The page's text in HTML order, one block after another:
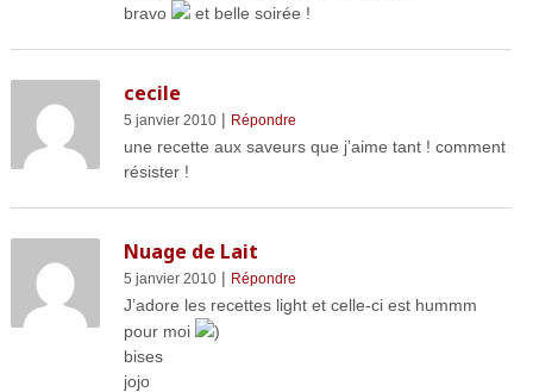
bravo
et belle soirée !
cecile
5 janvier 2010| Répondre
une recette aux saveurs que j’aime tant ! comment
résister !
Nuage de Lait
5 janvier 2010| Répondre
J’adore les recettes light et celle-ci est hummm
pour moi
)
bises
jojo